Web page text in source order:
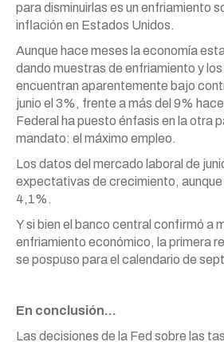
para disminuirlas es un enfriamiento
inflación en Estados Unidos.
Aunque hace meses la economía
dando muestras de enfriamiento y
encuentran aparentemente bajo
junio el 3%, frente a más del 9%
Federal ha puesto énfasis en la otra
mandato: el máximo empleo.
Los datos del mercado laboral de
expectativas de crecimiento, aunque
4,1%.
Y si bien el banco central confirmó a
enfriamiento económico, la primera
se pospuso para el calendario de
En conclusión…
Las decisiones de la Fed sobre las